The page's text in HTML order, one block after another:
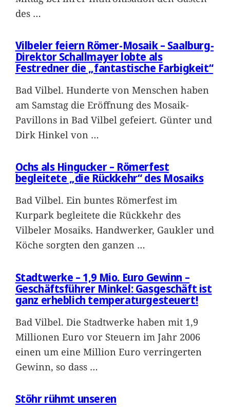
des …
Vilbeler feiern Römer-Mosaik – Saalburg-
Direktor Schallmayer lobte als
Festredner die „fantastische Farbigkeit“
Bad Vilbel. Hunderte von Menschen haben
am Samstag die Eröffnung des Mosaik-
Pavillons in Bad Vilbel gefeiert. Günter und
Dirk Hinkel von …
Ochs als Hingucker – Römerfest
begleitete „die Rückkehr“ des Mosaiks
Bad Vilbel. Ein buntes Römerfest im
Kurpark begleitete die Rückkehr des
Vilbeler Mosaiks. Handwerker, Gaukler und
Köche sorgten den ganzen …
Stadtwerke – 1,9 Mio. Euro Gewinn –
Geschäftsführer Minkel: Gasgeschäft ist
ganz erheblich temperaturgesteuert!
Bad Vilbel. Die Stadtwerke haben mit 1,9
Millionen Euro vor Steuern im Jahr 2006
einen um eine Million Euro verringerten
Gewinn, so dass …
Stöhr rühmt unseren